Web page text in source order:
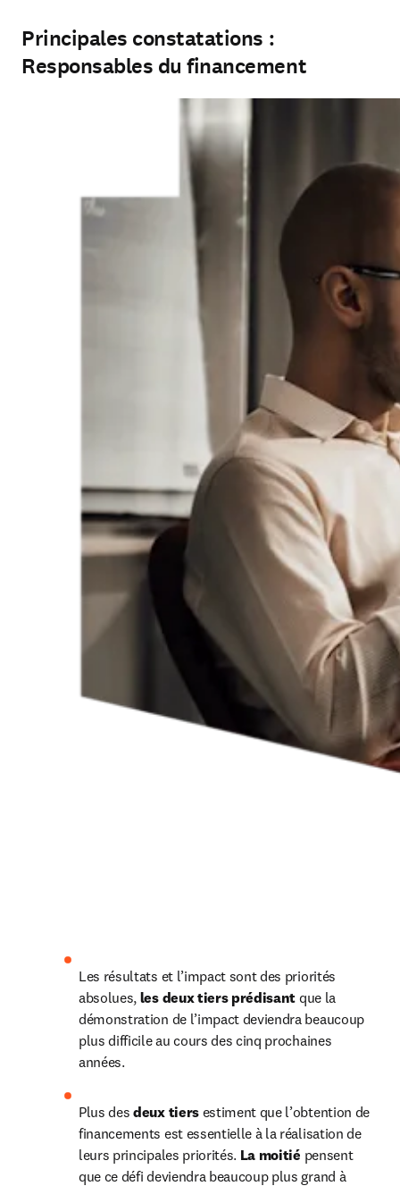
Principales constatations :
Responsables du financement
Les résultats et l’impact sont des priorités
absolues, les deux tiers prédisant que la
démonstration de l’impact deviendra beaucoup
plus difficile au cours des cinq prochaines
années.
Plus des deux tiers estiment que l’obtention de
financements est essentielle à la réalisation de
leurs principales priorités. La moitié pensent
que ce défi deviendra beaucoup plus grand à